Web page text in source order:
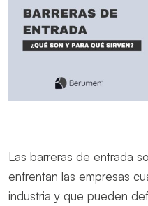
Las barreras de entrada
enfrentan las empresas
industria y que pueden